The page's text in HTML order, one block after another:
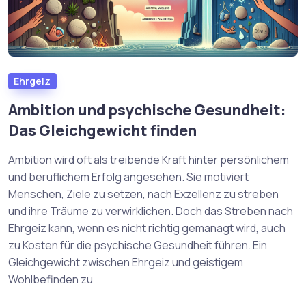
Ehrgeiz
Ambition und psychische Gesundheit:
Das Gleichgewicht finden
Ambition wird oft als treibende Kraft hinter persönlichem
und beruflichem Erfolg angesehen. Sie motiviert
Menschen, Ziele zu setzen, nach Exzellenz zu streben
und ihre Träume zu verwirklichen. Doch das Streben nach
Ehrgeiz kann, wenn es nicht richtig gemanagt wird, auch
zu Kosten für die psychische Gesundheit führen. Ein
Gleichgewicht zwischen Ehrgeiz und geistigem
Wohlbefinden zu